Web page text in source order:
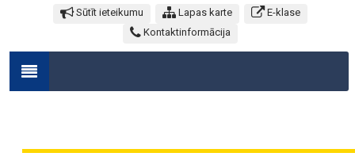
Sūtīt ieteikumu Lapas karte
E-klase
Kontaktinformācija